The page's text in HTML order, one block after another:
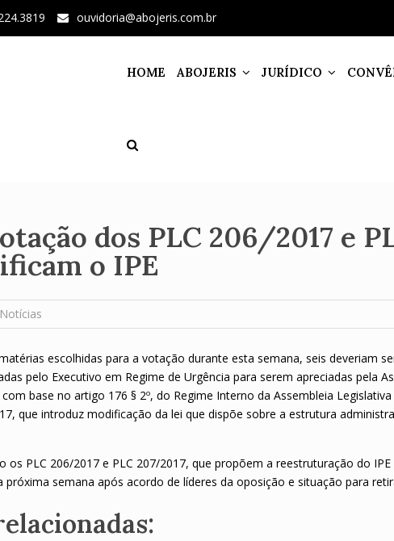
ouvidoria@abojeris.com.br
HOME ABOJERIS JURÍDICO
dos PLC 206/2017 e
o IPE
Notícias
escolhidas para a votação durante esta semana, seis deveriam
pelo Executivo em Regime de Urgência para serem apreciadas pela
base no artigo 176 § 2º, do Regime Interno da Assembleia
que introduz modificação da lei que dispõe sobre a estrutura
os PLC 206/2017 e PLC 207/2017, que propõem a reestruturação do IPE
próxima semana após acordo de líderes da oposição e situação para